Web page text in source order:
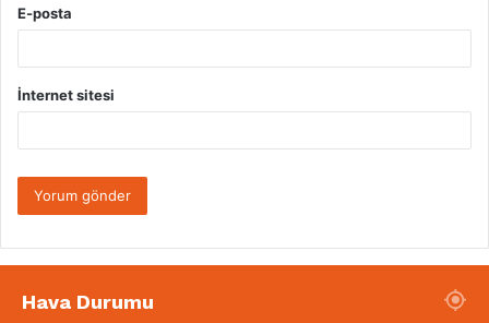
E-posta
İnternet sitesi
Hava Durumu